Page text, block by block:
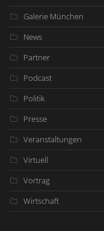
Galerie München
News
Partner
Podcast
Politik
Presse
Veranstaltungen
Virtuell
Vortrag
Wirtschaft